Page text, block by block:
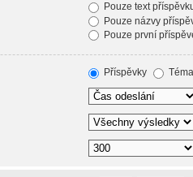
Pouze text
Pouze názvy
Pouze první
Příspěvky